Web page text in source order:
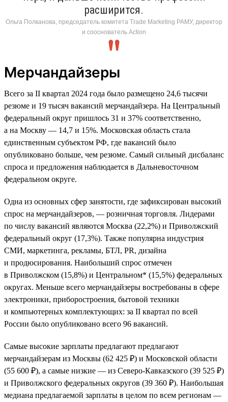
расширится.
Ольга Полканова, председатель комитета Trade Marketing РАМУ, директор
и сооснователь Action
Мерчандайзеры
Всего за II квартал 2024 года было размещено 24,6 тысячи
резюме и 19 тысяч вакансий мерчандайзера. На Центральный
федеральный округ пришлось 31 и 37% соответственно,
а на Москву — 14,7 и 15%. Московская область стала
единственным субъектом РФ, где вакансий было
опубликовано больше, чем резюме. Самый сильный дисбаланс
спроса и предложения наблюдается в Дальневосточном
федеральном округе.
Одна из основных сфер занятости, где зафиксирован высокий
спрос на мерчандайзеров, — розничная торговля. Лидерами
по числу вакансий являются Москва (22,2%) и Приволжский
федеральный округ (17,3%). Также популярна индустрия
СМИ, маркетинга, рекламы, БТЛ, PR, дизайна
и продюсирования. Наибольший спрос отмечен
в Приволжском (15,8%) и Центральном* (15,5%) федеральных
округах. Меньше всего мерчандайзеры востребованы в сфере
электроники, приборостроения, бытовой техники
и компьютерных комплектующих: за II квартал по всей
России было опубликовано всего 96 вакансий.
Самые высокие зарплаты предлагают предлагают
мерчандайзерам из Москвы (62 425 ₽) и Московской области
(55 600 ₽), а самые низкие — из Северо-Кавказского (39 525 ₽)
и Приволжского федеральных округов (39 360 ₽). Наибольшая
медиана предлагаемой зарплаты в целом по всем регионам —